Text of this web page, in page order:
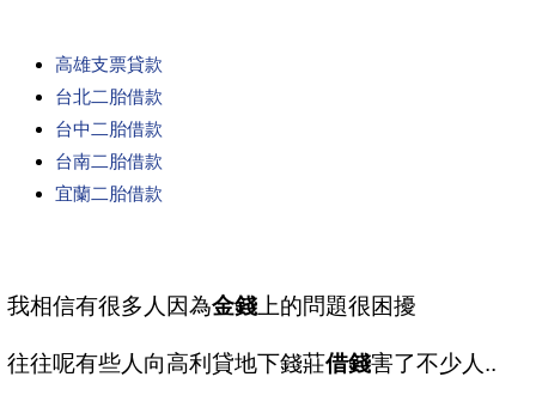
高雄支票貸款
台北二胎借款
台中二胎借款
台南二胎借款
宜蘭二胎借款
我相信有很多人因為金錢 上的問題很困擾
往往呢有些人向高利貸地下錢莊借錢害了不少人..